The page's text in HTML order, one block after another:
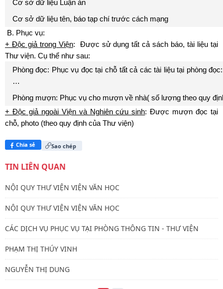
Cơ sở dữ liệu Luận án
Cơ sở dữ liệu tên, báo tạp chí trước cách mạng
B. Phục vụ:
+ Độc giả trong Viện: Được sử dụng tất cả sách báo, tài liệu tại
Thư viện. Cụ thể như sau:
Phòng đọc: Phục vụ đọc tại chỗ tất cả các tài liệu tại phòng
…
Phòng mượn: Phục vụ cho mượn về nhà( số lượng theo quy
+ Độc giả ngoài Viện và Nghiên cứu sinh: Được mượn đọc tại
chỗ, photo (theo quy định của Thư viện)
Chia sẻ Sao chép
TIN LIÊN QUAN
NỘI QUY THƯ VIỆN VIỆN VĂN HỌC
NỘI QUY THƯ VIỆN VIỆN VĂN HỌC
CÁC DỊCH VỤ PHỤC VỤ TẠI PHÒNG THÔNG TIN - THƯ VIỆN
PHẠM THỊ THÚY VINH
NGUYỄN THỊ DUNG